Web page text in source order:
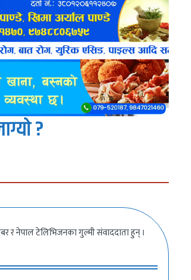
?
र नेपाल टेलिभिजनका गुल्मी संवाददाता हुन् ।